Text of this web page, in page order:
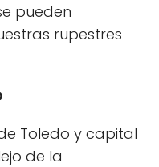
pueden
rupestres
Toledo y capital
de la